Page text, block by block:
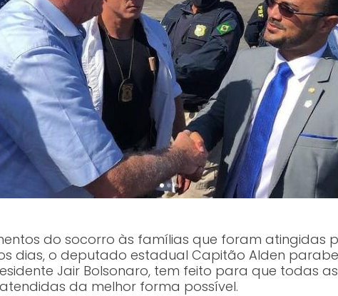
do socorro às famílias que foram atingidas
dias, o deputado estadual Capitão Alden
Jair Bolsonaro, tem feito para que todas
da melhor forma possível.